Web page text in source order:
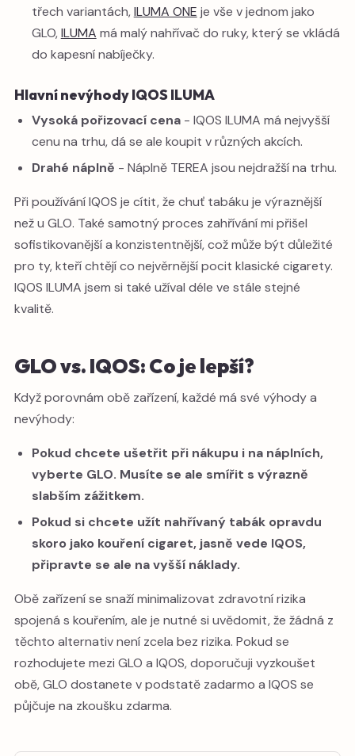
třech variantách,ILUMA ONE je vše v jednom jako
GLO,ILUMA má malý nahřívač do ruky, který se vkládá
do kapesní nabíječky.
Hlavní nevýhody IQOS ILUMA
Vysoká pořizovací cena - IQOS ILUMA má nejvyšší
cenu na trhu, dá se ale koupit v různých akcích.
Drahé náplně - Náplně TEREA jsou nejdražší na trhu.
Při používání IQOS je cítit, že chuť tabáku je výraznější
než u GLO. Také samotný proces zahřívání mi přišel
sofistikovanější a konzistentnější, což může být důležité
pro ty, kteří chtějí co nejvěrnější pocit klasické cigarety.
IQOS ILUMA jsem si také užíval déle ve stále stejné
kvalitě.
GLO vs. IQOS: Co je lepší?
Když porovnám obě zařízení, každé má své výhody a
nevýhody:
Pokud chcete ušetřit při nákupu i na náplních,
vyberte GLO. Musíte se ale smířit s výrazně
slabším zážitkem.
Pokud si chcete užít nahřívaný tabák opravdu
skoro jako kouření cigaret, jasně vede IQOS,
připravte se ale na vyšší náklady.
Obě zařízení se snaží minimalizovat zdravotní rizika
spojená s kouřením, ale je nutné si uvědomit, že žádná z
těchto alternativ není zcela bez rizika. Pokud se
rozhodujete mezi GLO a IQOS, doporučuji vyzkoušet
obě, GLO dostanete v podstatě zadarmo a IQOS se
půjčuje na zkoušku zdarma.